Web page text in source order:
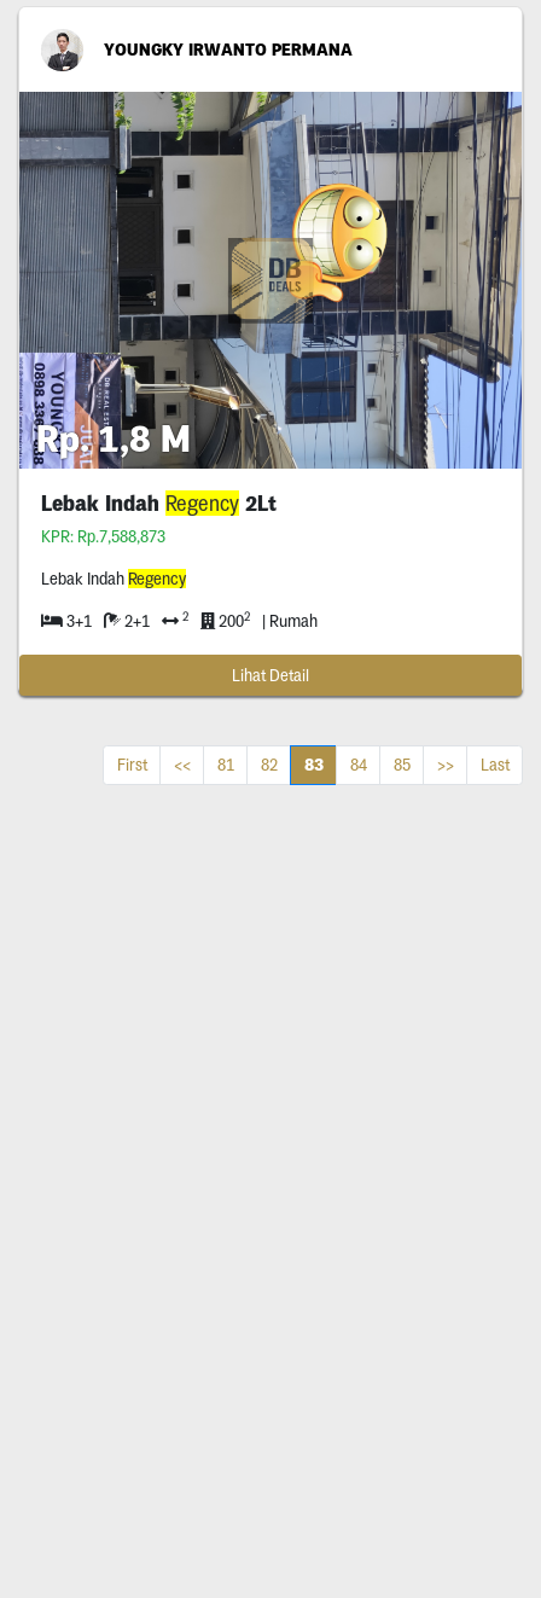
YOUNGKY IRWANTO PERMANA
Rp. 1,8 M
Lebak Indah Regency2Lt
KPR: Rp.7,588,873
Lebak Indah Regency
3+1 2+1 2 2002 | Rumah
Lihat Detail
First << 81 82 83 84 85 >> Last